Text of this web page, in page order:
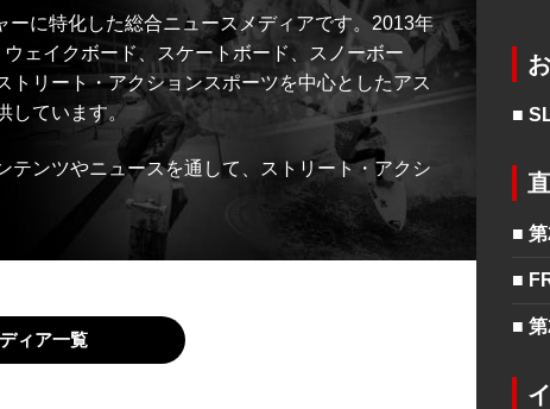
に特化した総合ニュースメディアです。2013年
ェイクボード、スケートボード、スノーボー
トリート・アクションスポーツを中心としたアス
しています。
ンツやニュースを通して、ストリート・アクシ
ィア一覧
■
■
■
■